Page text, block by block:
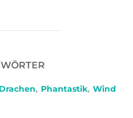
Drachen, Phantastik, Wind